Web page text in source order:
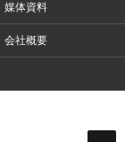
媒体資料
会社概要